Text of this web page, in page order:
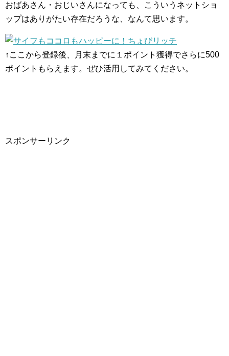
おばあさん・おじいさんになっても、こういうネットショ
ップはありがたい存在だろうな、なんて思います。
↑ここから登録後、月末までに１ポイント獲得でさらに500
ポイントもらえます。ぜひ活用してみてください。
スポンサーリンク